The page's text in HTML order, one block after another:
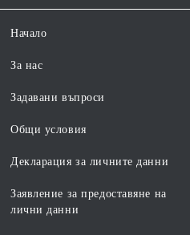
Начало
За нас
Задавани въпроси
Общи условия
Декларация за личните данни
Заявление за предоставяне на
лични данни